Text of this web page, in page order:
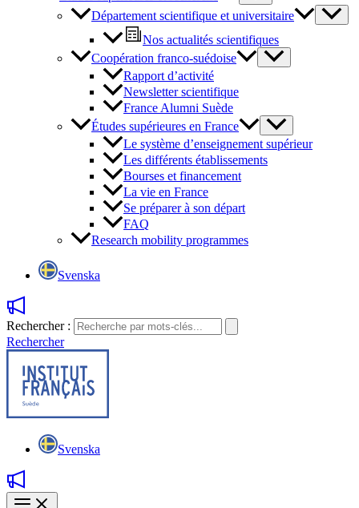
Département scientifique et universitaire
Nos actualités scientifiques
Coopération franco-suédoise
Rapport d’activité
Newsletter scientifique
France Alumni Suède
Études supérieures en France
Le système d’enseignement supérieur
Les différents établissements
Bourses et financement
La vie en France
Se préparer à son départ
FAQ
Research mobility programmes
Svenska
Rechercher :
Rechercher
Svenska